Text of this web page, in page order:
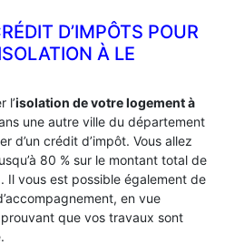
D’IMPÔTS POUR
À ‎LE
l’isolation de votre logement à
une autre ville du département
d’un crédit d’impôt. Vous allez
80 % sur le montant total de
. Il vous est possible également de
en vue
que vos travaux sont